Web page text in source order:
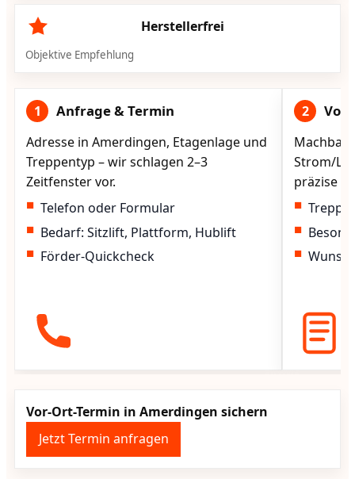
Herstellerfrei
Objektive Empfehlung
1 Anfrage & Termin
Adresse in Amerdingen, Etagenlage und
Treppentyp – wir schlagen 2–3
Zeitfenster vor.
Telefon oder Formular
Bedarf: Sitzlift, Plattform, Hublift
Förder-Quickcheck
2
Strom/
präzise
Vor-Ort-Termin in Amerdingen sichern
Jetzt Termin anfragen